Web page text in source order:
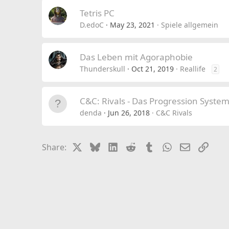
Tetris PC
D.edoC May 23, 2021 Spiele allgemein
Das Leben mit Agoraphobie
Thunderskull Oct 21, 2019 Reallife 2
C&C: Rivals - Das Progression System
denda Jun 26, 2018 C&C Rivals
Share: BlueskyLinkedIn
Reddit TumblrWhatsApp
EmailLink